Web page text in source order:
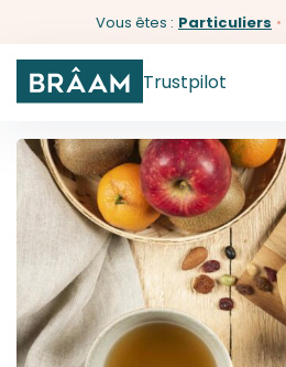
Vous êtes : Particuliers •
Trustpilot